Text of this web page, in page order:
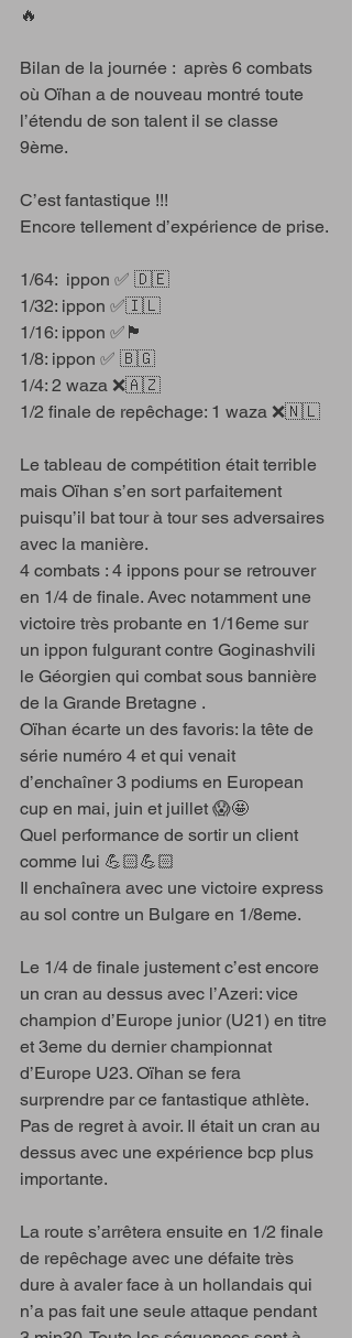
🔥
Bilan de la journée :  après 6 combats
où Oïhan a de nouveau montré toute
l’étendu de son talent il se classe
9ème.
C’est fantastique !!!
Encore tellement d’expérience de prise.
1/64:  ippon ✅ 🇩🇪
1/32: ippon ✅🇮🇱
1/16: ippon ✅🏴󠁧󠁢󠁥󠁮󠁧󠁿
1/8: ippon ✅ 🇧🇬
1/4: 2 waza ❌🇦🇿
1/2 finale de repêchage: 1 waza ❌🇳🇱
Le tableau de compétition était terrible
mais Oïhan s’en sort parfaitement
puisqu’il bat tour à tour ses adversaires
avec la manière.
4 combats : 4 ippons pour se retrouver
en 1/4 de finale. Avec notamment une
victoire très probante en 1/16eme sur
un ippon fulgurant contre Goginashvili
le Géorgien qui combat sous bannière
de la Grande Bretagne .
Oïhan écarte un des favoris: la tête de
série numéro 4 et qui venait
d’enchaîner 3 podiums en European
cup en mai, juin et juillet 😱🤩
Quel performance de sortir un client
comme lui 💪🏻💪🏻
Il enchaînera avec une victoire express
au sol contre un Bulgare en 1/8eme.
Le 1/4 de finale justement c’est encore
un cran au dessus avec l’Azeri: vice
champion d’Europe junior (U21) en titre
et 3eme du dernier championnat
d’Europe U23. Oïhan se fera
surprendre par ce fantastique athlète.
Pas de regret à avoir. Il était un cran au
dessus avec une expérience bcp plus
importante.
La route s’arrêtera ensuite en 1/2 finale
de repêchage avec une défaite très
dure à avaler face à un hollandais qui
n’a pas fait une seule attaque pendant